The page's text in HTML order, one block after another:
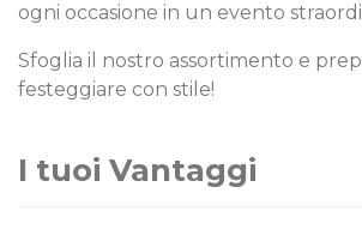
ogni occasione in un evento
Sfoglia il nostro assortimento e
festeggiare con stile!
I tuoi Vantaggi